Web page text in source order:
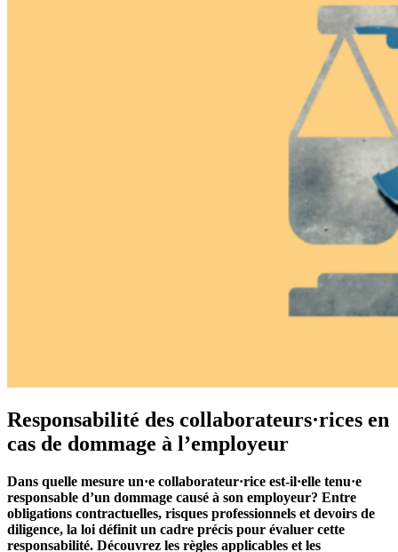
Responsabilité des collaborateurs·rices en
cas de dommage à l’employeur
Dans quelle mesure un·e collaborateur·rice est-il·elle tenu·e
responsable d’un dommage causé à son employeur? Entre
obligations contractuelles, risques professionnels et devoirs de
diligence, la loi définit un cadre précis pour évaluer cette
responsabilité. Découvrez les règles applicables et les